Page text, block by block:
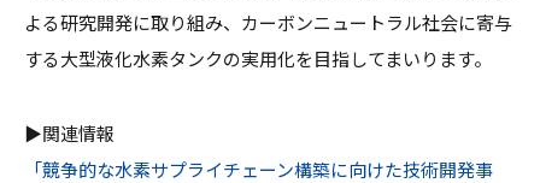
よる研究開発に取り組み、カーボンニュートラル社会に寄与
する大型液化水素タンクの実用化を目指してまいります。
▶関連情報
「競争的な水素サプライチェーン構築に向けた技術開発事